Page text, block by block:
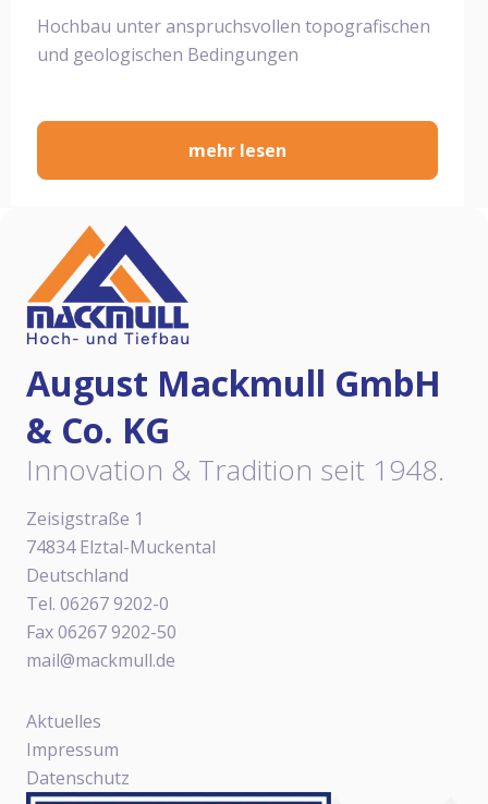
Hochbau unter anspruchsvollen topografischen
und geologischen Bedingungen
mehr lesen
August Mackmull GmbH
& Co. KG
Innovation & Tradition seit 1948.
Zeisigstraße 1
74834 Elztal-Muckental
Deutschland
Tel. 06267 9202-0
Fax 06267 9202-50
mail@mackmull.de
Aktuelles
Impressum
Datenschutz